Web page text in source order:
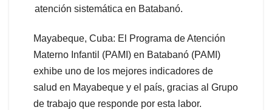
Mayabeque, Cuba: El Programa de Atención
Materno Infantil (PAMI) en Batabanó (PAMI)
exhibe uno de los mejores indicadores de
salud en Mayabeque y el país, gracias al Grupo
de trabajo que responde por esta labor.